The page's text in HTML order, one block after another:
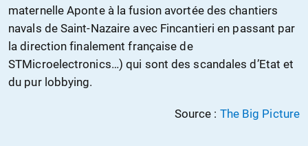
maternelle Aponte à la fusion avortée des chantiers
navals de Saint-Nazaire avec Fincantieri en passant par
la direction finalement française de
STMicroelectronics…) qui sont des scandales d’Etat et
du pur lobbying.
Source : The Big Picture